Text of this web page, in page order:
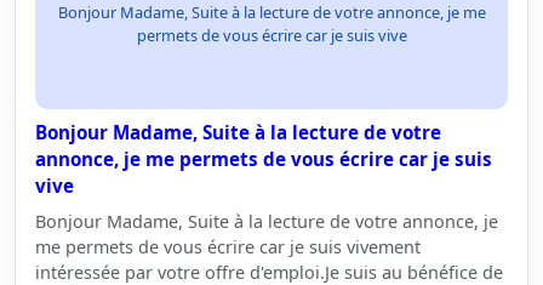
Bonjour Madame, Suite à la lecture de votre annonce, je me
permets de vous écrire car je suis vive
Bonjour Madame, Suite à la lecture de votre
annonce, je me permets de vous écrire car je suis
vive
Bonjour Madame, Suite à la lecture de votre annonce, je
me permets de vous écrire car je suis vivement
intéressée par votre offre d'emploi.Je suis au bénéfice de